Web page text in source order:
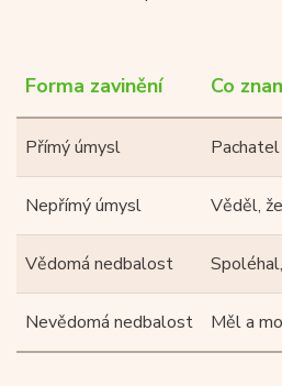
Forma zavinění Co
Přímý úmysl
Nepřímý úmysl Věděl,
Vědomá nedbalost
Nevědomá nedbalost Měl a